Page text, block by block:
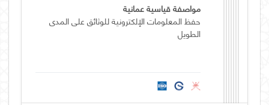
مواصفة قياسية عمانية
حفظ المعلومات الإلكترونية للوثائق على المدى
الطويل